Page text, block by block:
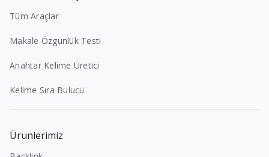
Tüm Araçlar
Makale Özgünlük Testi
Anahtar Kelime Üretici
Kelime Sıra Bulucu
Ürünlerimiz